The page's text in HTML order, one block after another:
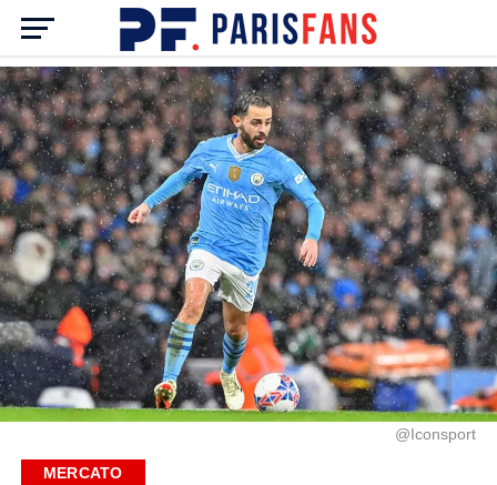
@Iconsport
MERCATO